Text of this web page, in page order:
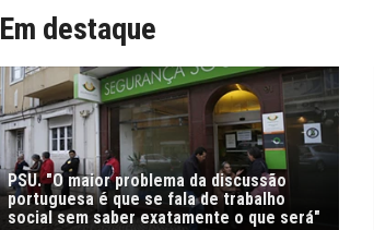
Em destaque
PSU. "O maior problema da discussão
portuguesa é que se fala de trabalho
social sem saber exatamente o que será"